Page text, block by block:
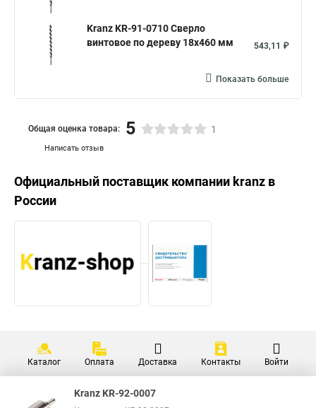
Kranz KR-91-0710 Сверло
винтовое по дереву 18х460 мм
543,11 ₽
Показать больше
Написать отзыв
Общая оценка товара: 5 1
Официальный поставщик компании kranz в
России
Каталог Оплата Доставка Контакты Войти
Kranz KR-92-0007